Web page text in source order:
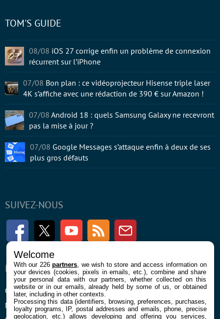
SUIVEZ-NOUS
FacebookTwitter Youtube RSS Newsletter
ENTREPRISE
Confidentialité et Cookies
Mentions légales et CGU
À PROPOS
Contact
TOM'S GUIDE
08/08 iOS 27 corrige enfin un problème de connexion
récurrent sur l’iPhone
07/08 Bon plan : ce vidéoprojecteur Hisense triple laser
4K s’affiche avec une rédaction de 390 € sur Amazon !
07/08 Android 18 : quels Samsung Galaxy ne recevront
pas la mise à jour ?
07/08 Google Messages s’attaque enfin à deux de ses
plus gros défauts
Welcome
With our 226partners , we wish to store and access information on
your devices (cookies, pixels in emails, etc.), combine and share
your personal data with our partners, whether collected on this
website or in our emails, already held by some of us, or obtained
later, including in other contexts.
Processing this data (identifiers, browsing, preferences, purchases,
loyalty programs, IP, postal addresses and emails, phone, precise
geolocation, etc.) allows developing and offering you services,